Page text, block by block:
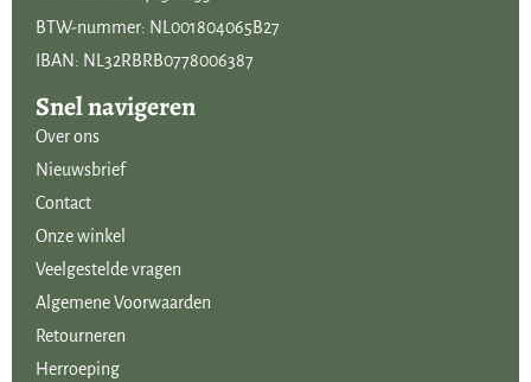
BTW-nummer: NL001804065B27
IBAN: NL32RBRB0778006387
Snel navigeren
Over ons
Nieuwsbrief
Contact
Onze winkel
Veelgestelde vragen
Algemene Voorwaarden
Retourneren
Herroeping